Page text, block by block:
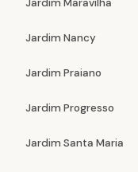
Jardim Nancy
Jardim Praiano
Jardim Progresso
Jardim Santa Maria